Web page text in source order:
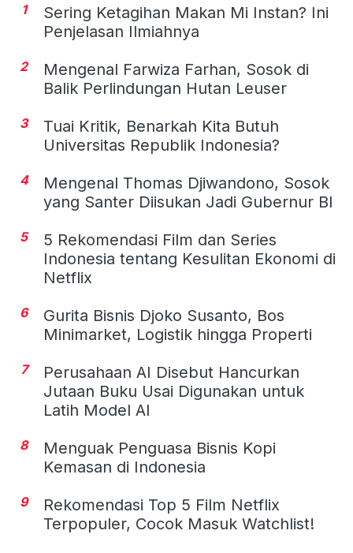
1
Sering Ketagihan Makan Mi Instan? Ini
Penjelasan Ilmiahnya
2
Mengenal Farwiza Farhan, Sosok di
Balik Perlindungan Hutan Leuser
3
Tuai Kritik, Benarkah Kita Butuh
Universitas Republik Indonesia?
4
Mengenal Thomas Djiwandono, Sosok
yang Santer Diisukan Jadi Gubernur BI
5
5 Rekomendasi Film dan Series
Indonesia tentang Kesulitan Ekonomi di
Netflix
6
Gurita Bisnis Djoko Susanto, Bos
Minimarket, Logistik hingga Properti
7
Perusahaan AI Disebut Hancurkan
Jutaan Buku Usai Digunakan untuk
Latih Model AI
8
Menguak Penguasa Bisnis Kopi
Kemasan di Indonesia
9
Rekomendasi Top 5 Film Netflix
Terpopuler, Cocok Masuk Watchlist!